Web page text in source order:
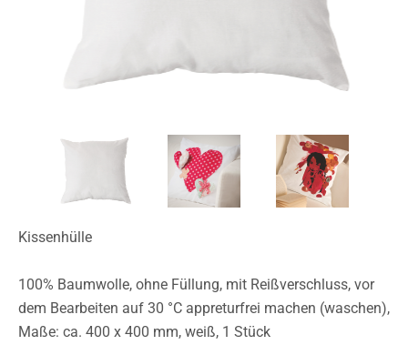
Kissenhülle
100% Baumwolle, ohne Füllung, mit Reißverschluss, vor
dem Bearbeiten auf 30 °C appreturfrei machen (waschen),
Maße: ca. 400 x 400 mm, weiß, 1 Stück